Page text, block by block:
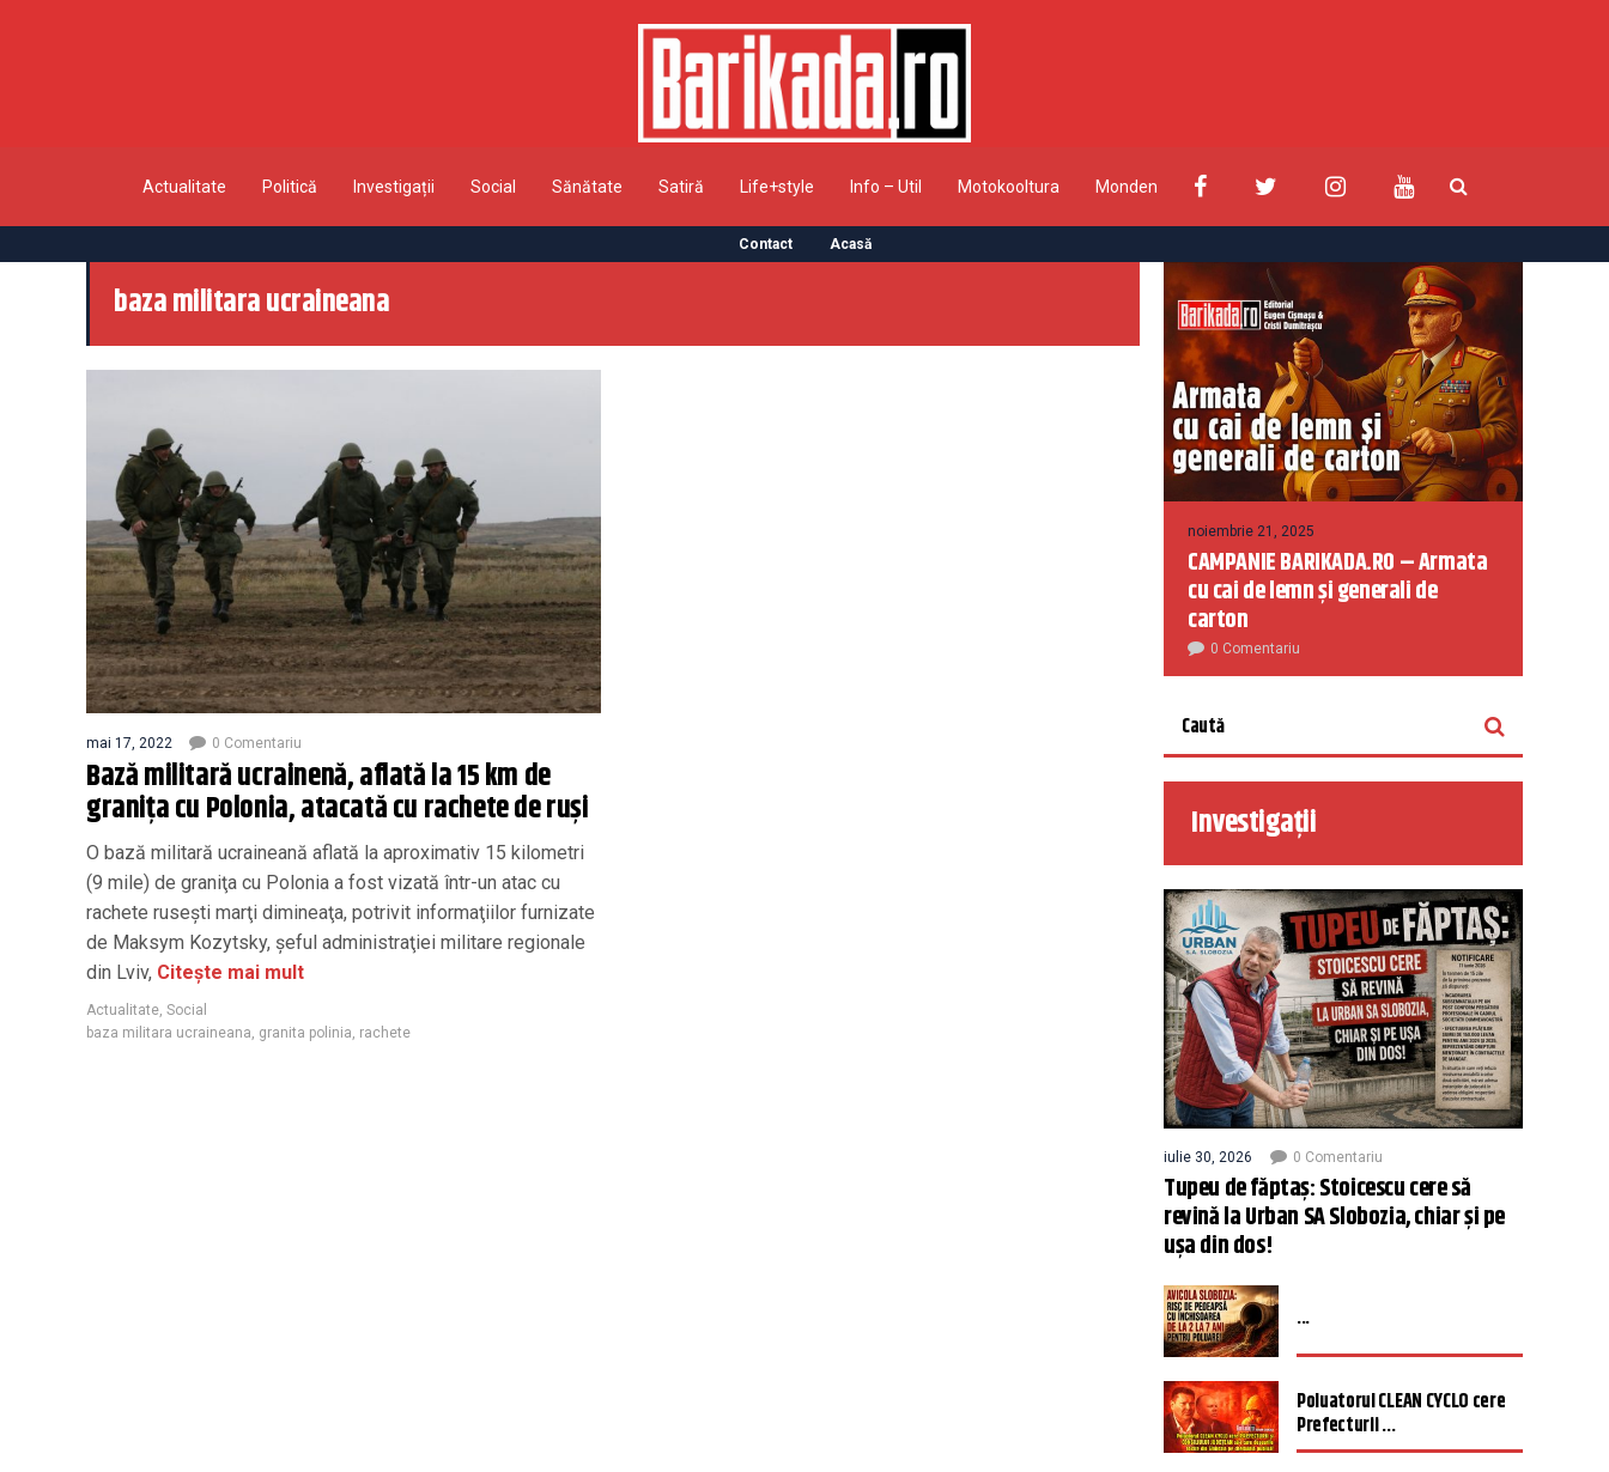
Actualitate Politică Investigații Social Sănătate Satiră Life+style Info – Util Motokooltura Monden
Contact Acasă
baza militara ucraineana
mai 17, 2022 0 Comentariu
Bază militară ucrainenă, aflată la 15 km de
granița cu Polonia, atacată cu rachete de ruși
O bază militară ucraineană aflată la aproximativ 15 kilometri
(9 mile) de graniţa cu Polonia a fost vizată într-un atac cu
rachete ruseşti marţi dimineaţa, potrivit informaţiilor furnizate
de Maksym Kozytsky, şeful administraţiei militare regionale
din Lviv, Citește mai mult
Actualitate Social
baza militara ucraineana granita polinia rachete
noiembrie 21, 2025
CAMPANIE BARIKADA.RO – Armata
cu cai de lemn și generali de
carton
0 Comentariu
Investigații
iulie 30, 2026 0 Comentariu
Tupeu de făptaș: Stoicescu cere să
revină la Urban SA Slobozia, chiar și pe
ușa din dos!
...
Poluatorul CLEAN CYCLO cere
Prefecturii ...